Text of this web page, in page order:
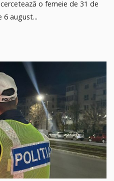
o femeie de 31 de
6 august...